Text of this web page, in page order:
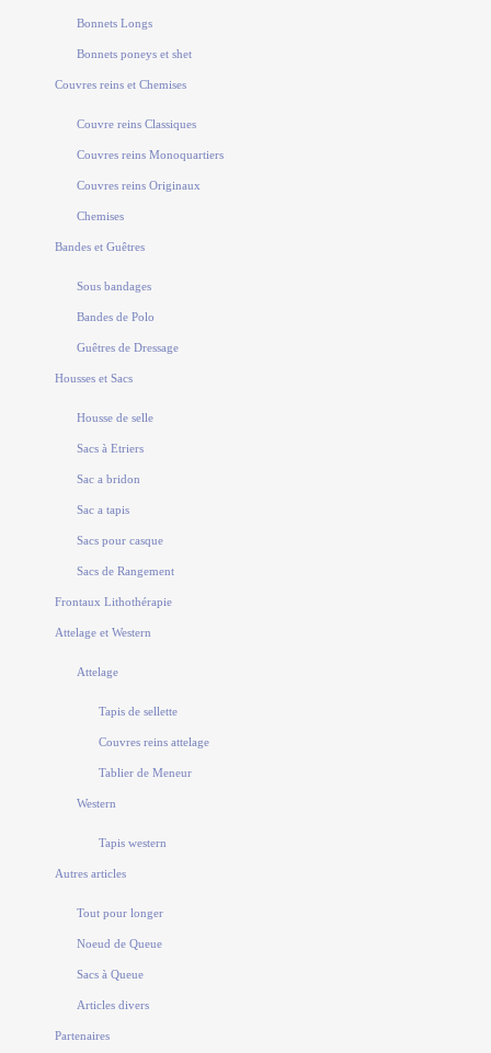
Bonnets Longs
Bonnets poneys et shet
Couvres reins et Chemises
Couvre reins Classiques
Couvres reins Monoquartiers
Couvres reins Originaux
Chemises
Bandes et Guêtres
Sous bandages
Bandes de Polo
Guêtres de Dressage
Housses et Sacs
Housse de selle
Sacs à Etriers
Sac a bridon
Sac a tapis
Sacs pour casque
Sacs de Rangement
Frontaux Lithothérapie
Attelage et Western
Attelage
Tapis de sellette
Couvres reins attelage
Tablier de Meneur
Western
Tapis western
Autres articles
Tout pour longer
Noeud de Queue
Sacs à Queue
Articles divers
Partenaires